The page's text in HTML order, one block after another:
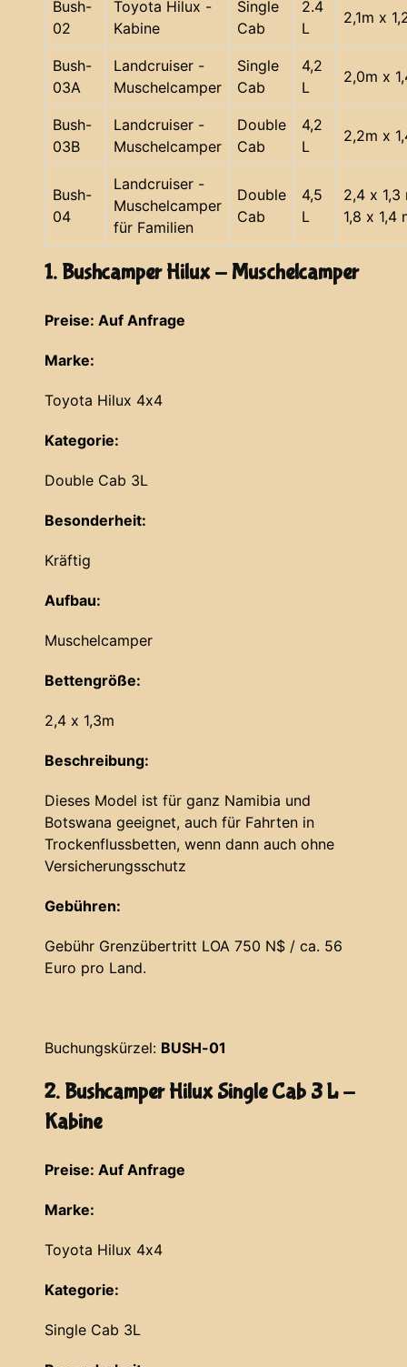
Bush-
02
Toyota Hilux -
Kabine
Single
Cab
2.4
L
2,1m x
Bush-
03A
Landcruiser -
Muschelcamper
Single
Cab
4,2
L
2,0m x
Bush-
03B
Landcruiser -
Muschelcamper
Double
Cab
4,2
L
2,2m x
Bush-
04
Landcruiser -
Muschelcamper
für Familien
Double
Cab
4,5
L
2,4 x 1,3
1,8 x 1,4
1. Bushcamper Hilux - Muschelcamper
Preise: Auf Anfrage
Marke:
Toyota Hilux 4x4
Kategorie:
Double Cab 3L
Besonderheit:
Kräftig
Aufbau:
Muschelcamper
Bettengröße:
2,4 x 1,3m
Beschreibung:
Dieses Model ist für ganz Namibia und
Botswana geeignet, auch für Fahrten in
Trockenflussbetten, wenn dann auch ohne
Versicherungsschutz
Gebühren:
Gebühr Grenzübertritt LOA 750 N$ / ca. 56
Euro pro Land.
Buchungskürzel: BUSH-01
2. Bushcamper Hilux Single Cab 3 L -
Kabine
Preise: Auf Anfrage
Marke:
Toyota Hilux 4x4
Kategorie:
Single Cab 3L